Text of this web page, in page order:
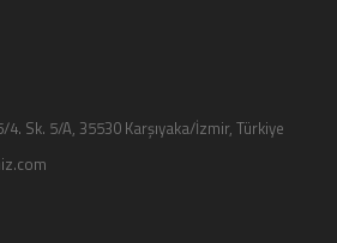
Sk. 5/A, 35530 Karşıyaka/İzmir, Türkiye